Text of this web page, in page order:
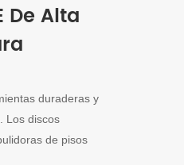
De Alta
duraderas y
Los discos
de pisos